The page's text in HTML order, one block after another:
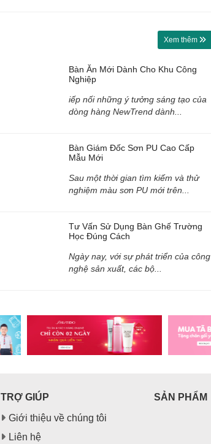
Xem thêm
Bàn Ăn Mới Dành Cho Khu Công
Nghiệp
iếp nối những ý tưởng sáng tạo của
dòng hàng NewTrend dành...
Bàn Giám Đốc Sơn PU Cao Cấp
Mẫu Mới
Sau một thời gian tìm kiếm và thử
nghiệm màu sơn PU mới trên...
Tư Vấn Sử Dụng Bàn Ghế Trường
Học Đúng Cách
Ngày nay, với sự phát triển của công
nghệ sản xuất, các bộ...
TRỢ GIÚP
Giới thiệu về chúng tôi
Liên hệ
SẢN PHẨM